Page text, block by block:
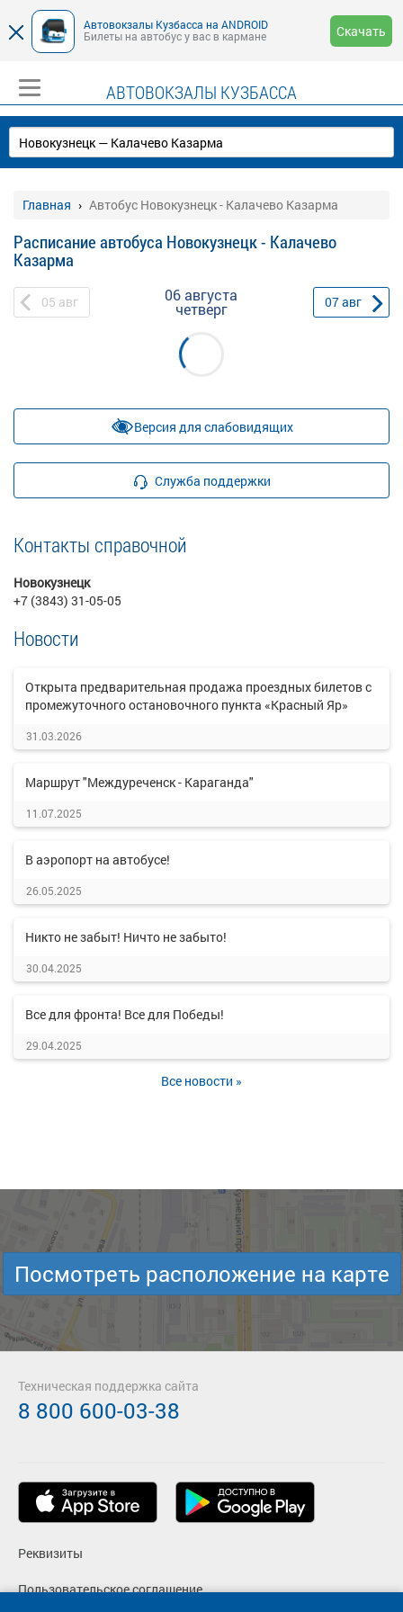
Автовокзалы Кузбасса на ANDROID
Билеты на автобус у вас в кармане
Скачать
АВТОВОКЗАЛЫ КУЗБАССА
Главная Автобус Новокузнецк - Калачево Казарма
Расписание автобуса Новокузнецк - Калачево
Казарма
05 авг 06 августа
четверг 07авг
Версия для слабовидящих
Служба поддержки
Контакты справочной
Новокузнецк
+7 (3843) 31-05-05
Новости
Открыта предварительная продажа проездных билетов с
промежуточного остановочного пункта «Красный Яр»
31.03.2026
Маршрут "Междуреченск - Караганда"
11.07.2025
В аэропорт на автобусе!
26.05.2025
Никто не забыт! Ничто не забыто!
30.04.2025
Все для фронта! Все для Победы!
29.04.2025
Все новости »
Посмотреть расположение на карте
Реквизиты
Пользовательское соглашение
Техническая поддержка сайта
8 800 600-03-38